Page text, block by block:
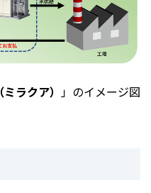
（ミラクア） 」のイメージ図